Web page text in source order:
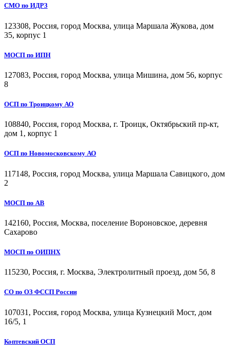
СМО по ИДРЗ
123308, Россия, город Москва, улица Маршала Жукова, дом
35, корпус 1
МОСП по ИПН
127083, Россия, город Москва, улица Мишина, дом 56, корпус
8
ОСП по Троицкому АО
108840, Россия, город Москва, г. Троицк, Октябрьский пр-кт,
дом 1, корпус 1
ОСП по Новомосковскому АО
117148, Россия, город Москва, улица Маршала Савицкого, дом
2
МОСП по АВ
142160, Россия, Москва, поселение Вороновское, деревня
Сахарово
МОСП по ОИПНХ
115230, Россия, г. Москва, Электролитный проезд, дом 5б, 8
СО по ОЗ ФССП России
107031, Россия, город Москва, улица Кузнецкий Мост, дом
16/5, 1
Коптевский ОСП